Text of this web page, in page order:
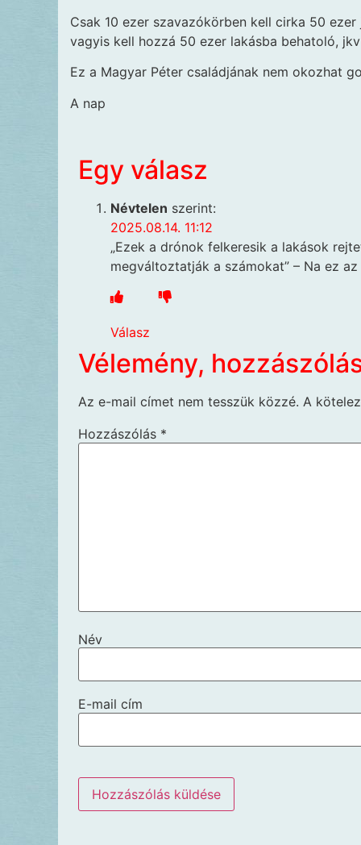
Csak 10 ezer szavazókörben kell cirka 50
vagyis kell hozzá 50 ezer lakásba behatoló,
Ez a Magyar Péter családjának nem okozhat
A nap
Egy válasz
Névtelen szerint:
2025.08.14. 11:12
„Ezek a drónok felkeresik a lakások
megváltoztatják a számokat” – Na ez
Válasz
Vélemény,
Az e-mail címet nem tesszük közzé. A
Hozzászólás *
Név
E-mail cím